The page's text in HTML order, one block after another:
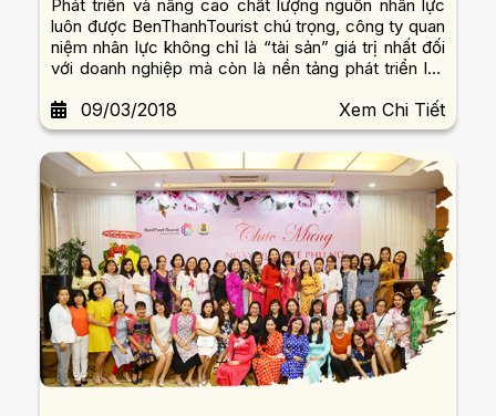
Phát triển và nâng cao chất lượng nguồn nhân lực
luôn được BenThanhTourist chú trọng, công ty quan
niệm nhân lực không chỉ là “tài sản” giá trị nhất đối
với doanh nghiệp mà còn là nền tảng phát triển lâu
BenThanh Tourist, bạn được làm việc trong môi
trường...
09/03/2018 Xem Chi Tiết